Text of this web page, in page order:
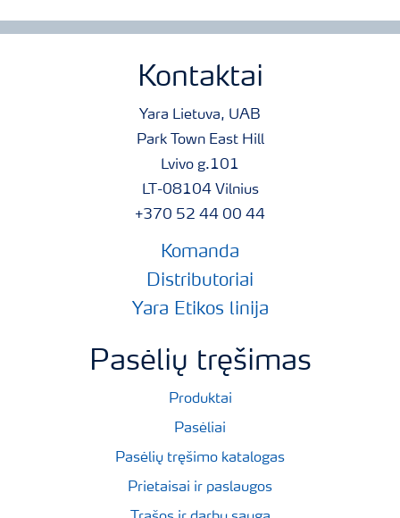
Kontaktai
Yara Lietuva, UAB
Park Town East Hill
Lvivo g.101
LT-08104 Vilnius
+370 52 44 00 44
Komanda
Distributoriai
Yara Etikos linija
Pasėlių tręšimas
Produktai
Pasėliai
Pasėlių tręšimo katalogas
Prietaisai ir paslaugos